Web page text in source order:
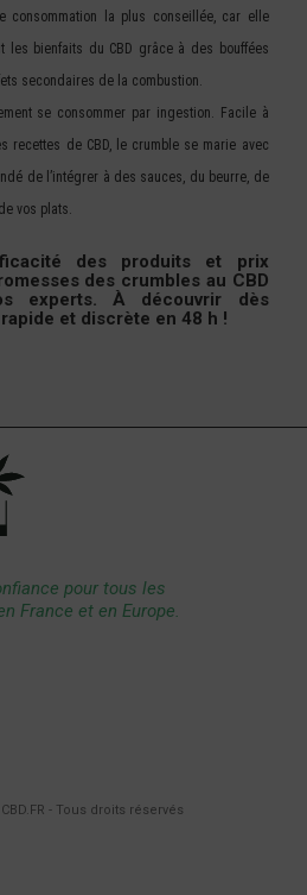
consommation la plus conseillée, car elle
les bienfaits du CBD grâce à des bouffées
secondaires de la combustion.
se consommer par ingestion. Facile à
recettes de CBD, le crumble se marie avec
de l’intégrer à des sauces, du beurre, de
vos plats.
des produits et prix
des crumbles au CBD
experts. À découvrir dès
et discrète en 48 h !
pour tous les
France et en Europe.
- Tous droits réservés